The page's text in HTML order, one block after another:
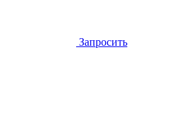
Запросить